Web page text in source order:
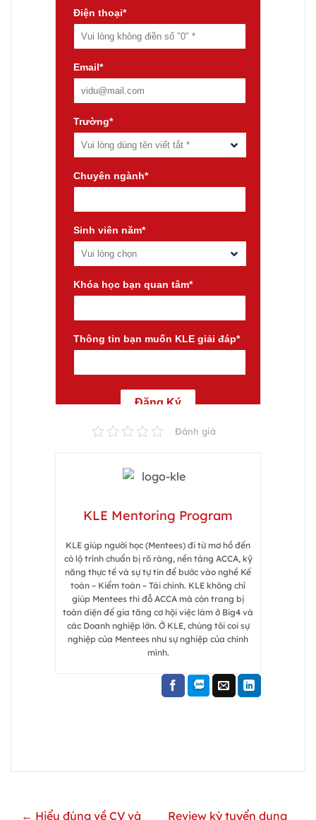
Đánh giá
KLE Mentoring Program
KLE giúp người học (Mentees) đi từ mơ hồ đến
có lộ trình chuẩn bị rõ ràng, nền tảng ACCA, kỹ
năng thực tế và sự tự tin để bước vào nghề Kế
toán – Kiểm toán – Tài chính. KLE không chỉ
giúp Mentees thi đỗ ACCA mà còn trang bị
toàn diện để gia tăng cơ hội việc làm ở Big4 và
các Doanh nghiệp lớn. Ở KLE, chúng tôi coi sự
nghiệp của Mentees như sự nghiệp của chính
mình.
← Hiểu đúng về CV và
Review kỳ tuyển dụng